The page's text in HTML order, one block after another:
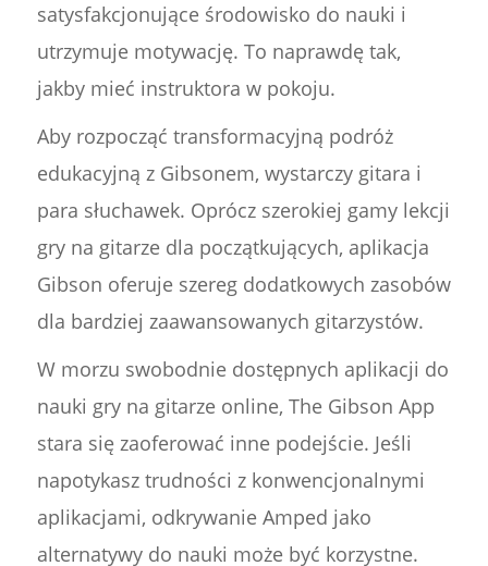
satysfakcjonujące środowisko do nauki i
utrzymuje motywację. To naprawdę tak,
jakby mieć instruktora w pokoju.
Aby rozpocząć transformacyjną podróż
edukacyjną z Gibsonem, wystarczy gitara i
para słuchawek. Oprócz szerokiej gamy lekcji
gry na gitarze dla początkujących, aplikacja
Gibson oferuje szereg dodatkowych zasobów
dla bardziej zaawansowanych gitarzystów.
W morzu swobodnie dostępnych aplikacji do
nauki gry na gitarze online, The Gibson App
stara się zaoferować inne podejście. Jeśli
napotykasz trudności z konwencjonalnymi
aplikacjami, odkrywanie Amped jako
alternatywy do nauki może być korzystne.